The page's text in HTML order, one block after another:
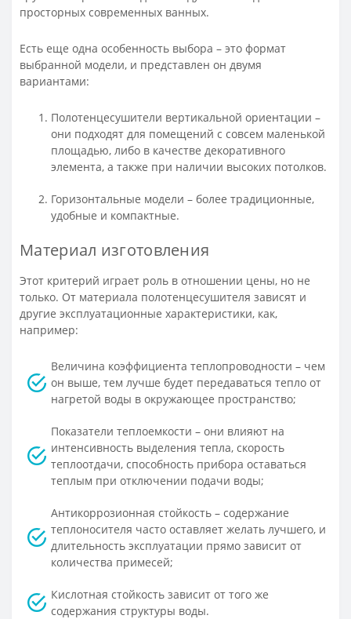
просторных современных ванных.
Есть еще одна особенность выбора – это формат
выбранной модели, и представлен он двумя
вариантами:
Полотенцесушители вертикальной ориентации –
они подходят для помещений с совсем маленькой
площадью, либо в качестве декоративного
элемента, а также при наличии высоких потолков.
Горизонтальные модели – более традиционные,
удобные и компактные.
Материал изготовления
Этот критерий играет роль в отношении цены, но не
только. От материала полотенцесушителя зависят и
другие эксплуатационные характеристики, как,
например:
Величина коэффициента теплопроводности – чем
он выше, тем лучше будет передаваться тепло от
нагретой воды в окружающее пространство;
Показатели теплоемкости – они влияют на
интенсивность выделения тепла, скорость
теплоотдачи, способность прибора оставаться
теплым при отключении подачи воды;
Антикоррозионная стойкость – содержание
теплоносителя часто оставляет желать лучшего, и
длительность эксплуатации прямо зависит от
количества примесей;
Кислотная стойкость зависит от того же
содержания структуры воды.